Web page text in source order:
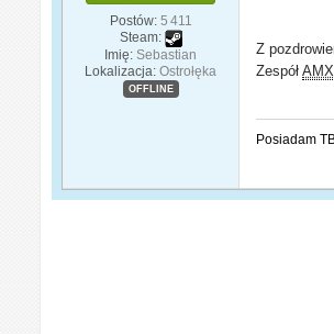
Postów: 5 411
Steam:
Imię: Sebastian
Lokalizacja: Ostrołęka
OFFLINE
Z
Zespół
Posiadam